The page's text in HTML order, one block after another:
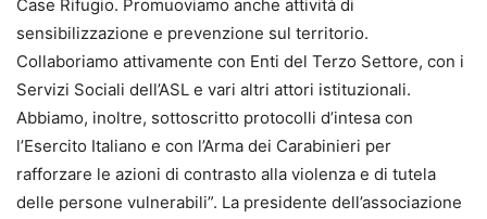
Case Rifugio. Promuoviamo anche attività di
sensibilizzazione e prevenzione sul territorio.
Collaboriamo attivamente con Enti del Terzo Settore, con i
Servizi Sociali dell’ASL e vari altri attori istituzionali.
Abbiamo, inoltre, sottoscritto protocolli d’intesa con
l’Esercito Italiano e con l’Arma dei Carabinieri per
rafforzare le azioni di contrasto alla violenza e di tutela
delle persone vulnerabili”. La presidente dell’associazione